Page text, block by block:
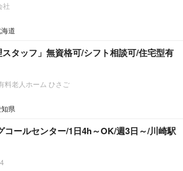
社
道
スタッフ」無資格可/シフト相談可/住宅型有
料老人ホーム ひさご
県
コールセンター/1日4h～OK/週3日～/川崎駅